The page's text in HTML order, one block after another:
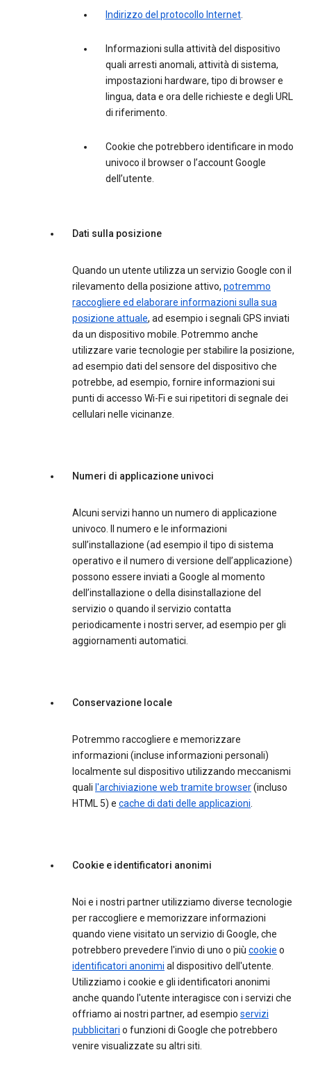
Indirizzo del protocollo Internet.
Informazioni sulla attività del dispositivo
quali arresti anomali, attività di sistema,
impostazioni hardware, tipo di browser e
lingua, data e ora delle richieste e degli URL
di riferimento.
Cookie che potrebbero identificare in modo
univoco il browser o l’account Google
dell’utente.
Dati sulla posizione
Quando un utente utilizza un servizio Google con il
rilevamento della posizione attivo, potremmo
raccogliere ed elaborare informazioni sulla sua
posizione attuale, ad esempio i segnali GPS inviati
da un dispositivo mobile. Potremmo anche
utilizzare varie tecnologie per stabilire la posizione,
ad esempio dati del sensore del dispositivo che
potrebbe, ad esempio, fornire informazioni sui
punti di accesso Wi-Fi e sui ripetitori di segnale dei
cellulari nelle vicinanze.
Numeri di applicazione univoci
Alcuni servizi hanno un numero di applicazione
univoco. Il numero e le informazioni
sull’installazione (ad esempio il tipo di sistema
operativo e il numero di versione dell’applicazione)
possono essere inviati a Google al momento
dell’installazione o della disinstallazione del
servizio o quando il servizio contatta
periodicamente i nostri server, ad esempio per gli
aggiornamenti automatici.
Conservazione locale
Potremmo raccogliere e memorizzare
informazioni (incluse informazioni personali)
localmente sul dispositivo utilizzando meccanismi
quali l'archiviazione web tramite browser(incluso
HTML 5) e cache di dati delle applicazioni.
Cookie e identificatori anonimi
Noi e i nostri partner utilizziamo diverse tecnologie
per raccogliere e memorizzare informazioni
quando viene visitato un servizio di Google, che
potrebbero prevedere l'invio di uno o più cookie o
identificatori anonimi al dispositivo dell'utente.
Utilizziamo i cookie e gli identificatori anonimi
anche quando l'utente interagisce con i servizi che
offriamo ai nostri partner, ad esempio servizi
pubblicitari o funzioni di Google che potrebbero
venire visualizzate su altri siti.